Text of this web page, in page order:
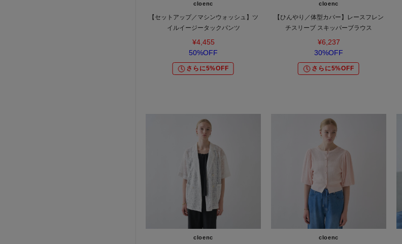
cloenc
【セットアップ／マシンウォッシュ】ツ
イルイージータックパンツ
¥4,455
50%OFF
さらに5%OFF
cloenc
【ひんやり／体型カバー】レースフレン
チスリーブ スキッパーブラウス
¥6,237
30%OFF
さらに5%OFF
cloenc cloenc